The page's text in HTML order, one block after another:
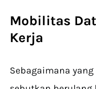
Mobilitas
Kerja
Sebagaimana